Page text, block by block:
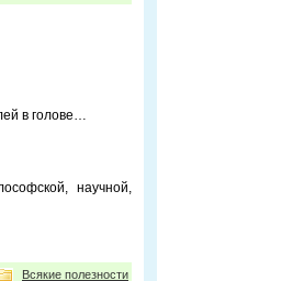
в голове…
научной,
Всякие полезности